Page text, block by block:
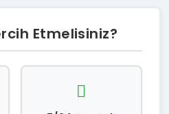
Etmelisiniz?